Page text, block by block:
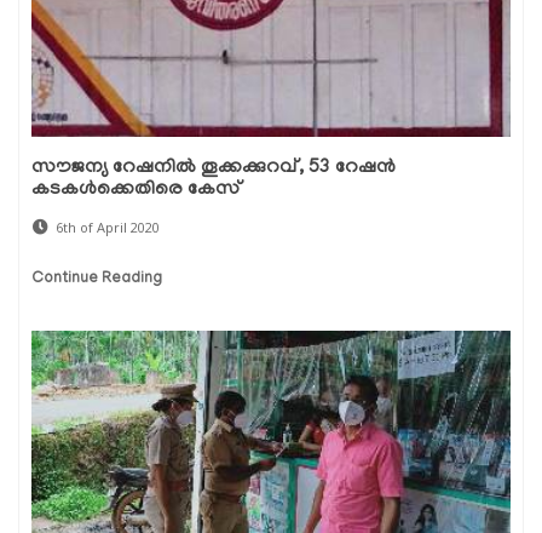
സൗജന്യ റേഷനില്‍ തൂക്കക്കുറവ്, 53 റേഷന്‍
കടകള്‍ക്കെതിരെ കേസ്
6th of April 2020
Continue Reading